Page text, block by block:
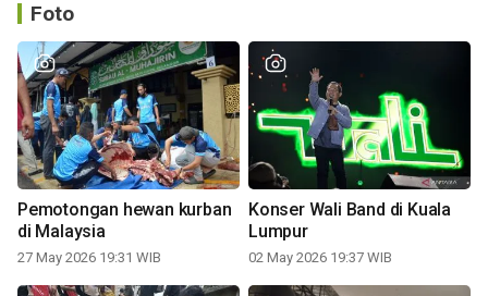
Foto
Pemotongan hewan kurban
di Malaysia
27 May 2026 19:31 WIB
Konser Wali Band di Kuala
Lumpur
02 May 2026 19:37 WIB